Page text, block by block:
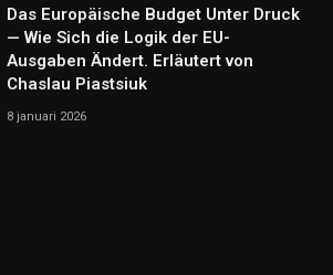
Das Europäische Budget Unter Druck
— Wie Sich die Logik der EU-
Ausgaben Ändert. Erläutert von
Chaslau Piastsiuk
8 januari 2026